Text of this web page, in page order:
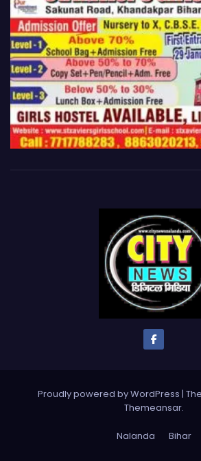
Proudly powered by WordPress |
Themeansar.
Nalanda Bihar